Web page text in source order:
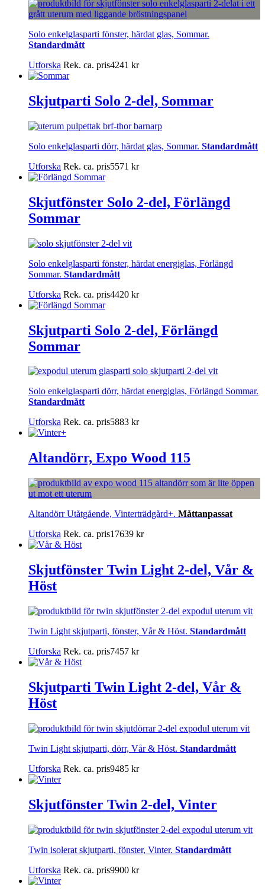
Solo enkelglasparti fönster, härdat glas, Sommar.
Standardmått
Utforska Rek. ca. pris4241 kr
Skjutparti Solo 2-del, Sommar
Solo enkelglasparti dörr, härdat glas, Sommar. Standardmått
Utforska Rek. ca. pris5571 kr
Skjutfönster Solo 2-del, Förlängd
Sommar
Solo enkelglasparti fönster, härdat energiglas, Förlängd
Sommar. Standardmått
Utforska Rek. ca. pris4420 kr
Skjutparti Solo 2-del, Förlängd
Sommar
Solo enkelglasparti dörr, härdat energiglas, Förlängd Sommar.
Standardmått
Utforska Rek. ca. pris5883 kr
Altandörr, Expo Wood 115
Altandörr Utåtgående, Vinterträdgård+. Måttanpassat
Utforska Rek. ca. pris17639 kr
Skjutfönster Twin Light 2-del, Vår &
Höst
Twin Light skjutparti, fönster, Vår & Höst. Standardmått
Utforska Rek. ca. pris7457 kr
Skjutparti Twin Light 2-del, Vår &
Höst
Twin Light skjutparti, dörr, Vår & Höst. Standardmått
Utforska Rek. ca. pris9485 kr
Skjutfönster Twin 2-del, Vinter
Twin isolerat skjutparti, fönster, Vinter. Standardmått
Utforska Rek. ca. pris9900 kr